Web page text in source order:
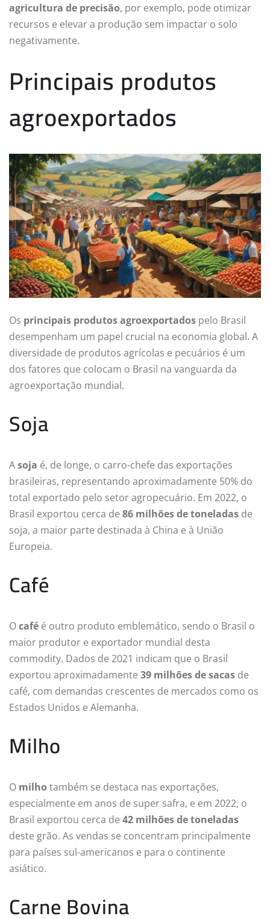
agricultura de precisão, por exemplo, pode otimizar
recursos e elevar a produção sem impactar o solo
negativamente.
Principais produtos
agroexportados
Os principais produtos agroexportados pelo Brasil
desempenham um papel crucial na economia global. A
diversidade de produtos agrícolas e pecuários é um
dos fatores que colocam o Brasil na vanguarda da
agroexportação mundial.
Soja
Asoja é, de longe, o carro-chefe das exportações
brasileiras, representando aproximadamente 50% do
total exportado pelo setor agropecuário. Em 2022, o
Brasil exportou cerca de 86 milhões de toneladas de
soja, a maior parte destinada à China e à União
Europeia.
Café
Ocafé é outro produto emblemático, sendo o Brasil o
maior produtor e exportador mundial desta
commodity. Dados de 2021 indicam que o Brasil
exportou aproximadamente 39 milhões de sacas de
café, com demandas crescentes de mercados como os
Estados Unidos e Alemanha.
Milho
O milho também se destaca nas exportações,
especialmente em anos de super safra, e em 2022, o
Brasil exportou cerca de 42 milhões de toneladas
deste grão. As vendas se concentram principalmente
para países sul-americanos e para o continente
asiático.
Carne Bovina